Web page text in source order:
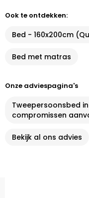
Ook te ontdekken:
Bed - 160x200cm
Bed met matras
Onze adviespagina's
Tweepersoonsbed
compromissen
Bekijk al ons advies